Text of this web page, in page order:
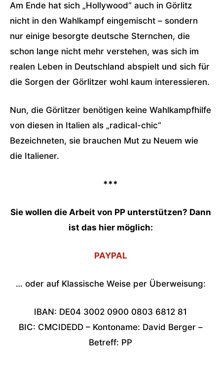
Am Ende hat sich „Hollywood“ auch in Görlitz
nicht in den Wahlkampf eingemischt – sondern
nur einige besorgte deutsche Sternchen, die
schon lange nicht mehr verstehen, was sich im
realen Leben in Deutschland abspielt und sich für
die Sorgen der Görlitzer wohl kaum interessieren.
Nun, die Görlitzer benötigen keine Wahlkampfhilfe
von diesen in Italien als „radical-chic“
Bezeichneten, sie brauchen Mut zu Neuem wie
die Italiener.
***
Sie wollen die Arbeit von PP unterstützen? Dann
ist das hier möglich:
PAYPAL
… oder auf Klassische Weise per Überweisung:
IBAN: DE04 3002 0900 0803 6812 81
BIC: CMCIDEDD – Kontoname: David Berger –
Betreff: PP